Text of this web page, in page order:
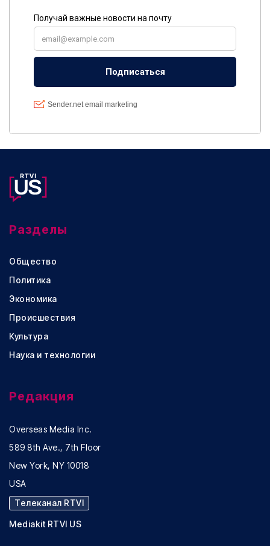
Разделы
Общество
Политика
Экономика
Происшествия
Культура
Наука и технологии
Редакция
Overseas Media Inc.
589 8th Ave., 7th Floor
New York, NY 10018
USA
Телеканал RTVI
Mediakit RTVI US